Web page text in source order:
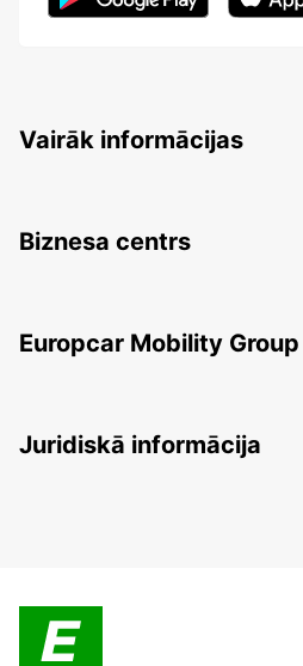
Vairāk informācijas
Biznesa centrs
Europcar Mobility Group
Juridiskā informācija